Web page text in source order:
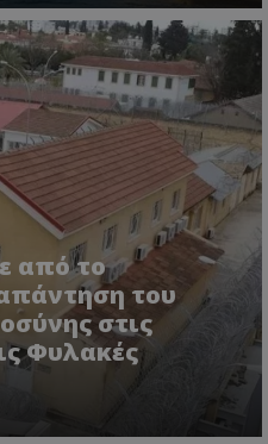
από το
του
στις
Φυλακές